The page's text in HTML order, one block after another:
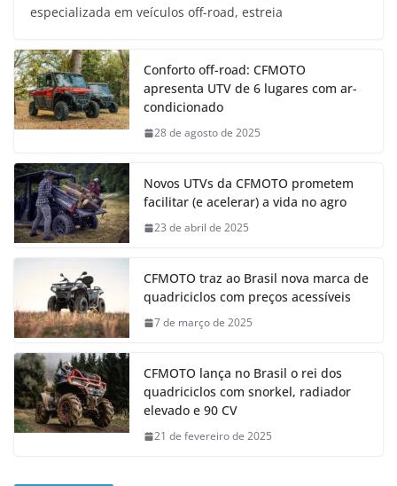
especializada em veículos off-road, estreia
Conforto off-road: CFMOTO
apresenta UTV de 6 lugares com ar-
condicionado
28 de agosto de 2025
Novos UTVs da CFMOTO prometem
facilitar (e acelerar) a vida no agro
23 de abril de 2025
CFMOTO traz ao Brasil nova marca de
quadriciclos com preços acessíveis
7 de março de 2025
CFMOTO lança no Brasil o rei dos
quadriciclos com snorkel, radiador
elevado e 90 CV
21 de fevereiro de 2025